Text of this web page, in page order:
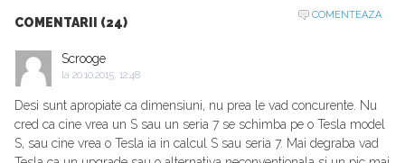
COMENTARII (24)
COMENTEAZA
Scrooge
la 20.10.2015, 12:48
Desi sunt apropiate ca dimensiuni, nu prea le vad concurente. Nu
cred ca cine vrea un S sau un seria 7 se schimba pe o Tesla model
S, sau cine vrea o Tesla ia in calcul S sau seria 7. Mai degraba vad